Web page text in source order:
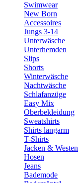
Swimwear
New Born
Accessoires
Jungs 3-14
Unterwäsche
Unterhemden
Slips
Shorts
Winterwäsche
Nachtwäsche
Schlafanzüge
Easy Mix
Oberbekleidung
Sweatshirts
Shirts langarm
T-Shirts
Jacken & Westen
Hosen
Jeans
Bademode